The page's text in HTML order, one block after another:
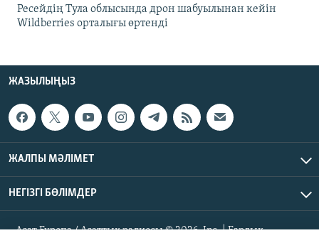
Ресейдің Тула облысында дрон шабуылынан кейін
Wildberries орталығы өртенді
ЖАЗЫЛЫҢЫЗ
ЖАЛПЫ МӘЛІМЕТ
НЕГІЗГІ БӨЛІМДЕР
Азат Еуропа / Азаттық радиосы © 2026, Inc. | Барлық